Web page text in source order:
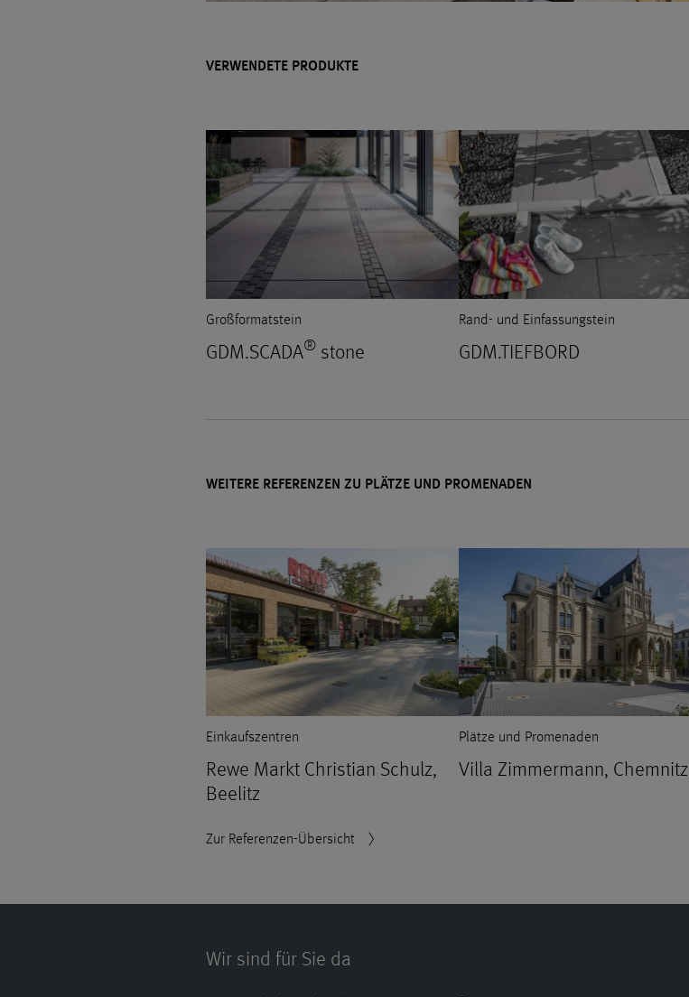
VERWENDETE PRODUKTE
Großformatstein
GDM.SCADA® stone
Rand- und Einfassungstein
GDM.TIEFBORD
WEITERE REFERENZEN ZU PLÄTZE UND PROMENADEN
Einkaufszentren
Rewe Markt Christian Schulz,
Beelitz
Plätze und Promenaden
Villa Zimmermann, Chemnitz
Zur Referenzen-Übersicht
Wir sind für Sie da